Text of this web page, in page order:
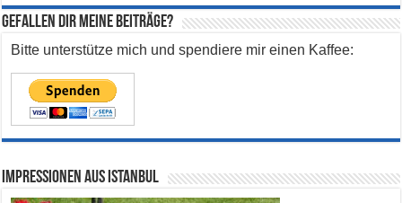
Gefallen dir meine Beiträge?
Bitte unterstütze mich und spendiere mir einen Kaffee:
Impressionen aus Istanbul